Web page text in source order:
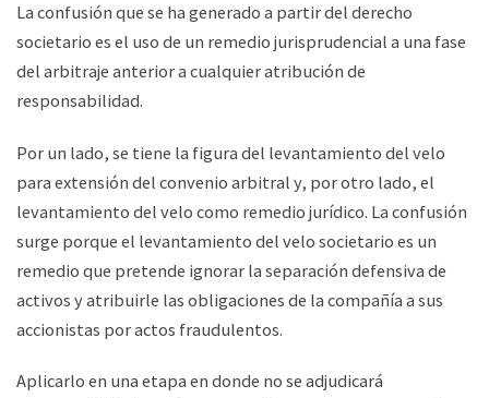
La confusión que se ha generado a partir del derecho
societario es el uso de un remedio jurisprudencial a una fase
del arbitraje anterior a cualquier atribución de
responsabilidad.
Por un lado, se tiene la figura del levantamiento del velo
para extensión del convenio arbitral y, por otro lado, el
levantamiento del velo como remedio jurídico. La confusión
surge porque el levantamiento del velo societario es un
remedio que pretende ignorar la separación defensiva de
activos y atribuirle las obligaciones de la compañía a sus
accionistas por actos fraudulentos.
Aplicarlo en una etapa en donde no se adjudicará